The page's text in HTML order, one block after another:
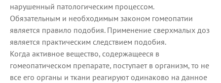
нарушенный патологическим процессом.
Обязательным и необходимым законом гомеопатии
является правило подобия. Применение сверхмалых доз
является практическим следствием подобия.
Когда активное вещество, содержащееся в
гомеопатическом препарате, поступает в организм, то не
все его органы и ткани реагируют одинаково на данное